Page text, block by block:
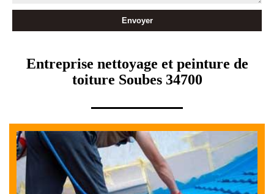
Entreprise nettoyage et peinture de
toiture Soubes 34700